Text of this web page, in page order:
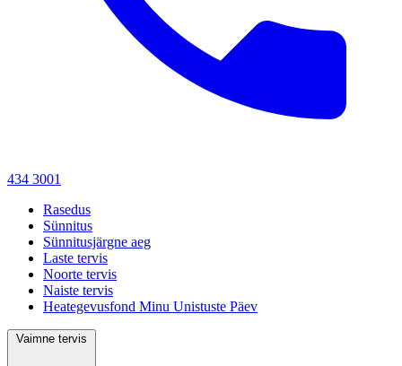
434 3001
Rasedus
Sünnitus
Sünnitusjärgne aeg
Laste tervis
Noorte tervis
Naiste tervis
Heategevusfond Minu Unistuste Päev
Vaimne tervis